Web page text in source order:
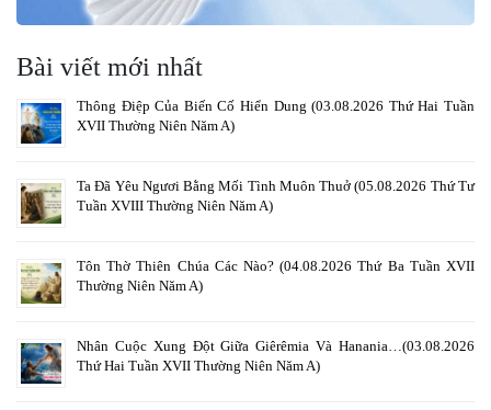
Bài viết mới nhất
Thông Điệp Của Biến Cố Hiển Dung (03.08.2026 Thứ Hai Tuần
XVII Thường Niên Năm A)
Ta Đã Yêu Ngươi Bằng Mối Tình Muôn Thuở (05.08.2026 Thứ Tư
Tuần XVIII Thường Niên Năm A)
Tôn Thờ Thiên Chúa Các Nào? (04.08.2026 Thứ Ba Tuần XVII
Thường Niên Năm A)
Nhân Cuộc Xung Đột Giữa Giêrêmia Và Hanania…(03.08.2026
Thứ Hai Tuần XVII Thường Niên Năm A)